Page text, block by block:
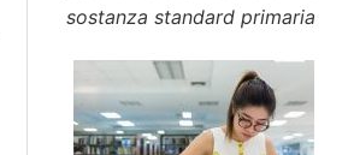
sostanza standard primaria